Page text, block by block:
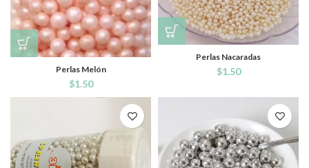
Perlas Melón
$1.50
Perlas Nacaradas
$1.50